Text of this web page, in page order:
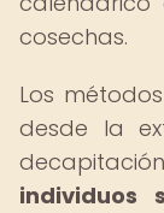
cosechas.
Los
desde la
individuos